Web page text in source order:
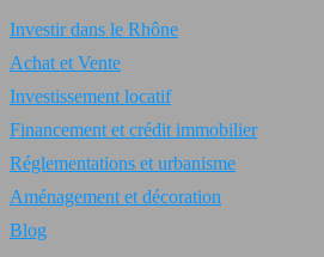
Investir dans le Rhône
Achat et Vente
Investissement locatif
Financement et crédit immobilier
Réglementations et urbanisme
Aménagement et décoration
Blog